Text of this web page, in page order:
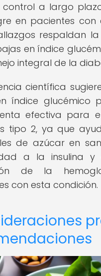
a largo
en pacientes con
respaldan
en índice
integral de la
científica
índice glucémico
efectiva para
tipo 2, ya que
de azúcar en
a la insulina
de la
con esta condición.